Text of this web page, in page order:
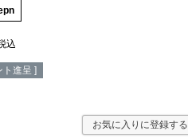
込
ト進呈 ]
お気に入りに登録する